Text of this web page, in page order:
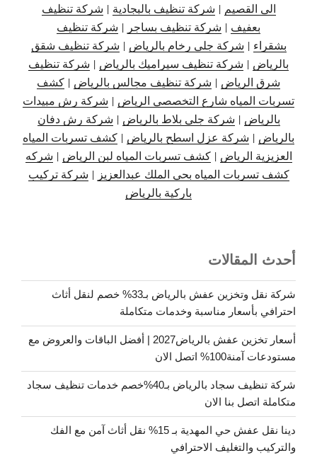
الى القصيم | شركة تنظيف بالبجادية | شركة تنظيف
بعفيف | شركة تنظيف بساجر | شركة تنظيف
بشقراء | شركة جلى رخام بالرياض | شركة تنظيف شقق
بالرياض | شركة تنظيف سيراميك بالرياض | شركة تنظيف
شرق الرياض | شركة تنظيف مجالس بالرياض | كشف
تسربات المياه شارع التخصصي الرياض | شركة رش مبيدات
بالرياض | شركة جلي بلاط بالرياض | شركة رش دفان
بالرياض | شركة عزل اسطح بالرياض | كشف تسربات المياه
العزيزية الرياض |كشف تسربات المياه لبن الرياض | شركه
كشف تسربات المياه بحي الملك عبدالعزيز | شركة تركيب
باركية بالرياض
أحدث المقالات
شركة نقل وتخزين عفش بالرياض بـ33% خصم لنقل أثاث
احترافي بأسعار مناسبة وخدمات متكاملة
أسعار تخزين عفش بالرياض2027 | أفضل الباقات والعروض مع
مستودعات آمنة100% اتصل الان
شركة تنظيف سجاد بالرياض بـ40%خصم خدمات تنظيف سجاد
متكاملة اتصل بنا الان
دينا نقل عفش حي المهدية بـ 15% نقل أثاث آمن مع الفك
والتركيب والتغليف الاحترافي